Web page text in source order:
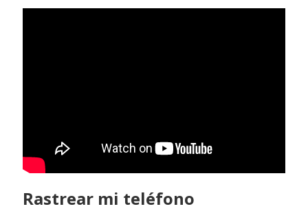
Rastrear mi teléfono